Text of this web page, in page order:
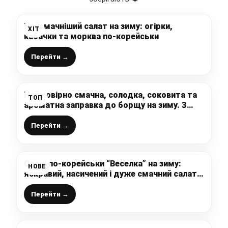
ХІТ
Найсмачніший салат на зиму: огірки,
кабачки та морква по-корейськи
Перейти →
ТОП
Неймовірно смачна, солодка, соковита та
ароматна заправка до борщу на зиму. З
баночки такої заправки я готую борщ для
всієї родини. Це дуже смачно, зручно та
дешево. А чоловік полюбляє її їсти, як
Перейти →
НОВЕ
Овочі по-корейськи “Веселка” на зиму:
яскравий, насичений і дуже смачний салат з
пікантним смаком, взимку така заготовка
порадує Вас за будь-яким столом
Перейти →